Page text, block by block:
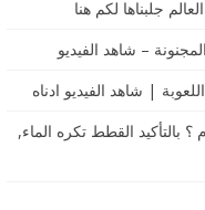
| شاهد الفيديو ادناه
بالتأكيد القطط تكره الماء,